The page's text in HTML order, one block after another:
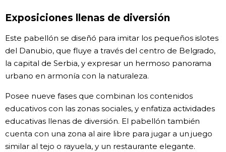
Datos de Japón
Gente
Blog
Exposiciones llenas de diversión
Este pabellón se diseñó para imitar los pequeños islotes
del Danubio, que fluye a través del centro de Belgrado,
la capital de Serbia, y expresar un hermoso panorama
urbano en armonía con la naturaleza.
Posee nueve fases que combinan los contenidos
educativos con las zonas sociales, y enfatiza actividades
educativas llenas de diversión. El pabellón también
cuenta con una zona al aire libre para jugar a un juego
similar al tejo o rayuela, y un restaurante elegante.